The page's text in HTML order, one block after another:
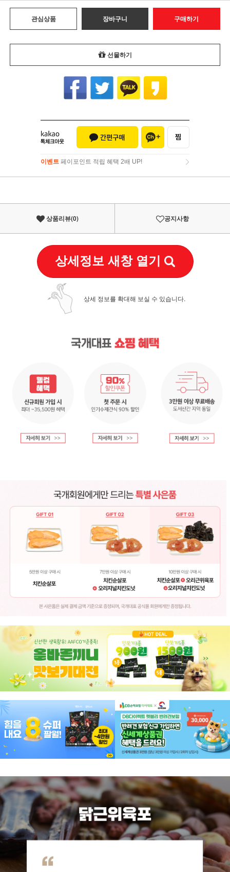
관심상품 장바구니 구매하기
선물하기
이벤트 페이포인트 적립 혜택 2배 UP!
이벤트페이포인트 적립 혜택 2배 UP!
상품리뷰(0) 공지사항
상세정보 새창 열기
상세 정보를 확대해 보실 수 있습니다.